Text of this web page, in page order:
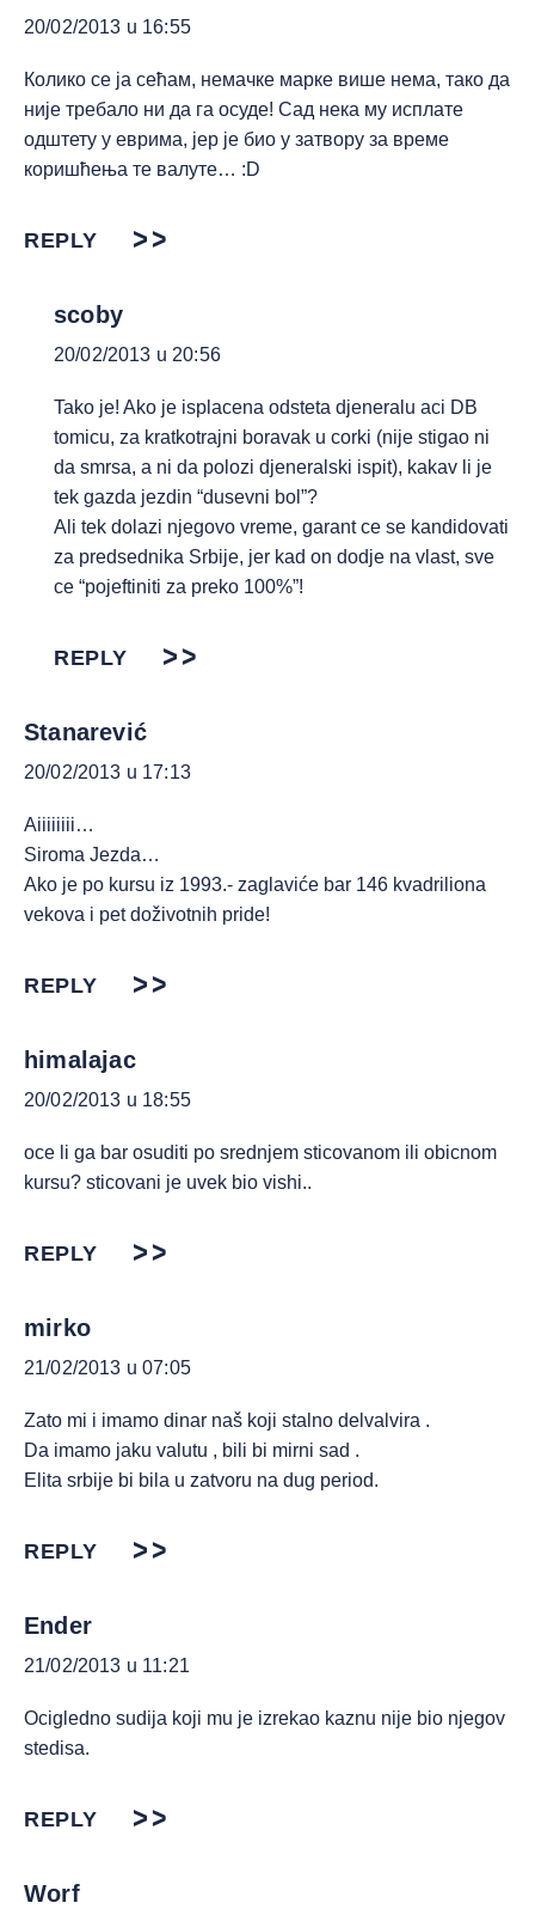
20/02/2013 u 16:55
Колико се ја сећам, немачке марке више нема, тако да
није требало ни да га осуде! Сад нека му исплате
одштету у еврима, јер је био у затвору за време
коришћења те валуте… :D
REPLY
scoby
20/02/2013 u 20:56
Tako je! Ako je isplacena odsteta djeneralu aci DB
tomicu, za kratkotrajni boravak u corki (nije stigao ni
da smrsa, a ni da polozi djeneralski ispit), kakav li je
tek gazda jezdin “dusevni bol”?
Ali tek dolazi njegovo vreme, garant ce se kandidovati
za predsednika Srbije, jer kad on dodje na vlast, sve
ce “pojeftiniti za preko 100%”!
REPLY
Stanarević
20/02/2013 u 17:13
Aiiiiiiii…
Siroma Jezda…
Ako je po kursu iz 1993.- zaglaviće bar 146 kvadriliona
vekova i pet doživotnih pride!
REPLY
himalajac
20/02/2013 u 18:55
oce li ga bar osuditi po srednjem sticovanom ili obicnom
kursu? sticovani je uvek bio vishi..
REPLY
mirko
21/02/2013 u 07:05
Zato mi i imamo dinar naš koji stalno delvalvira .
Da imamo jaku valutu , bili bi mirni sad .
Elita srbije bi bila u zatvoru na dug period.
REPLY
Ender
21/02/2013 u 11:21
Ocigledno sudija koji mu je izrekao kaznu nije bio njegov
stedisa.
REPLY
Worf